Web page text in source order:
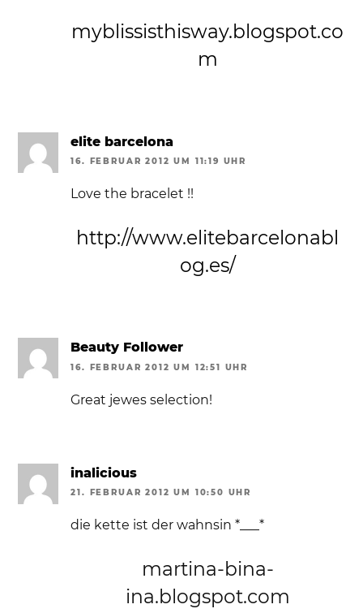
myblissisthisway.blogspot.co
m
elite barcelona
16. FEBRUAR 2012 UM 11:19 UHR
Love the bracelet !!
http://www.elitebarcelonabl
og.es/
Beauty Follower
16. FEBRUAR 2012 UM 12:51 UHR
Great jewes selection!
inalicious
21. FEBRUAR 2012 UM 10:50 UHR
die kette ist der wahnsin *___*
martina-bina-
ina.blogspot.com